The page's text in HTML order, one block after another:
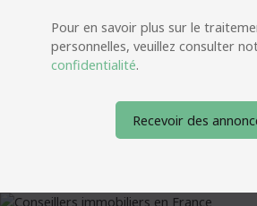
Pour en savoir plus sur le
personnelles, veuillez consulter
confidentialité.
Recevoir des